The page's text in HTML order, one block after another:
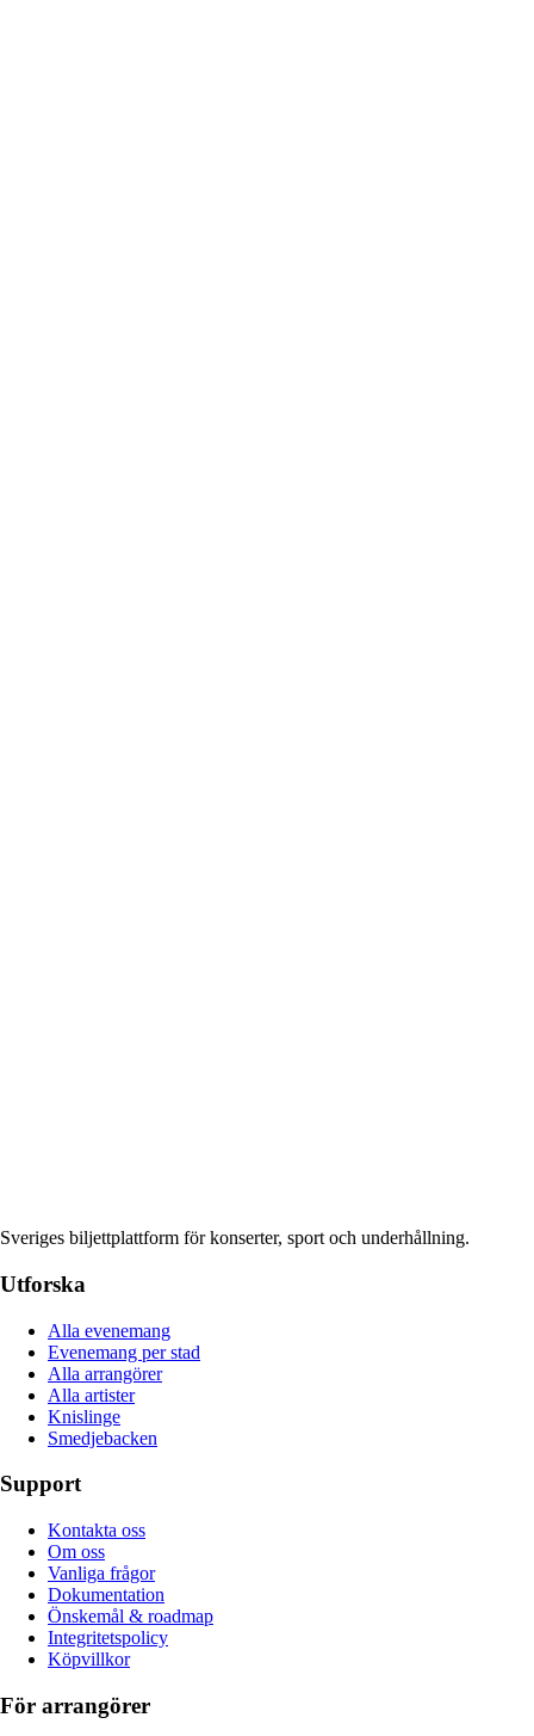
Sveriges biljettplattform för konserter, sport och underhållning.
Utforska
Alla evenemang
Evenemang per stad
Alla arrangörer
Alla artister
Knislinge
Smedjebacken
Support
Kontakta oss
Om oss
Vanliga frågor
Dokumentation
Önskemål & roadmap
Integritetspolicy
Köpvillkor
För arrangörer